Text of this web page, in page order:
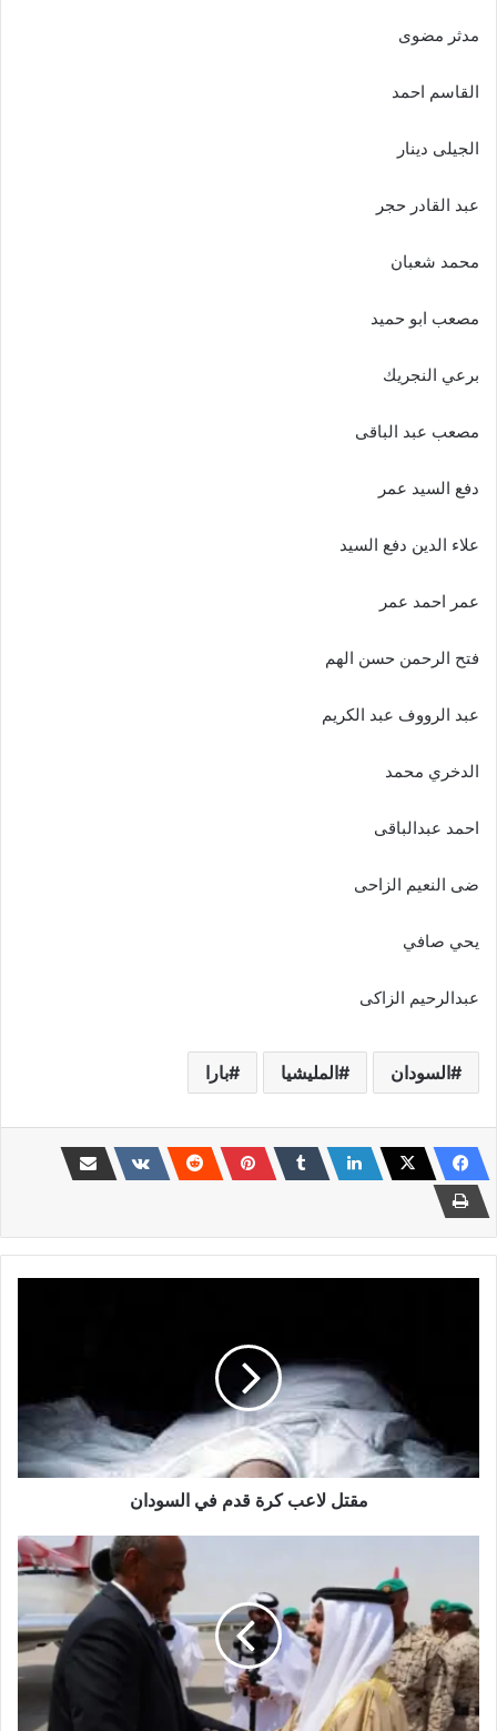
مدثر مضوى
القاسم احمد
الجيلى دينار
عبد القادر حجر
محمد شعبان
مصعب ابو حميد
برعي النجريك
مصعب عبد الباقى
دفع السيد عمر
علاء الدين دفع السيد
عمر احمد عمر
فتح الرحمن حسن الهم
عبد الرووف عبد الكريم
الدخري محمد
احمد عبدالباقى
ضى النعيم الزاحى
يحي صافي
عبدالرحيم الزاكى
السودان المليشيا بارا
مقتل لاعب كرة قدم في السودان
وراء
الاكمه
!!..